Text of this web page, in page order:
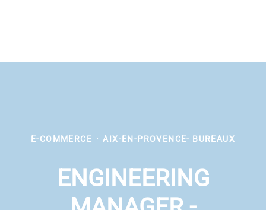
E-COMMERCE · AIX-EN-PROVENCE- BUREAUX
ENGINEERING